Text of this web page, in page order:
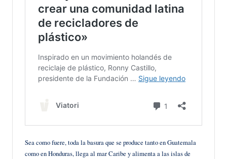
Sea como fuere, toda la basura que se produce tanto en Guatemala
como en Honduras, llega al mar Caribe y alimenta a las islas de